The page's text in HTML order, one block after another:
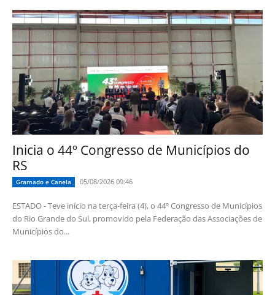
Inicia o 44º Congresso de Municípios do
RS
Gramado e Canela 05/08/2026 09:46
ESTADO - Teve início na terça-feira (4), o 44º Congresso de Municípios
do Rio Grande do Sul, promovido pela Federação das Associações de
Municípios do...